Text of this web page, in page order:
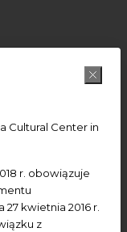
Cultural Center in
r. obowiązuje
27 kwietnia 2016 r.
z
edition of
of events, listen
in the